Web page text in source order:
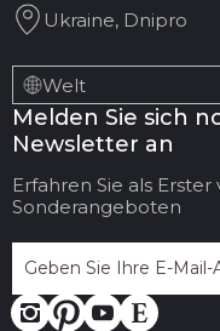
Ukraine, Dnipro
Welt
Melden Sie sich
Newsletter an
Erfahren Sie als
Sonderangeboten